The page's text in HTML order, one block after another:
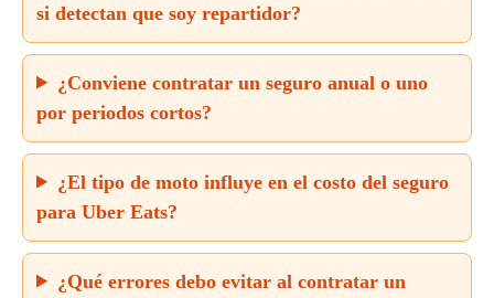
si detectan que soy repartidor?
¿Conviene contratar un seguro anual o uno
por periodos cortos?
¿El tipo de moto influye en el costo del seguro
para Uber Eats?
¿Qué errores debo evitar al contratar un